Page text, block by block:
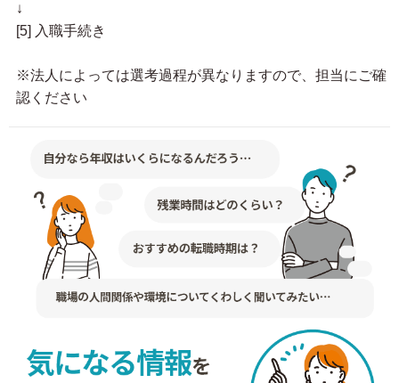
↓
[5] 入職手続き
※法人によっては選考過程が異なりますので、担当にご確
認ください